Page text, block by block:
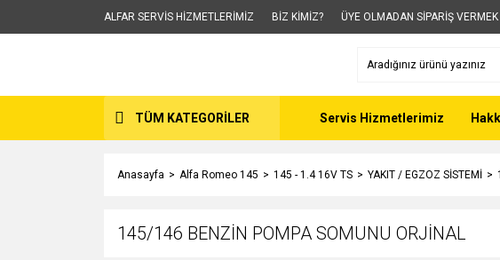
ALFAR SERVİS HİZMETLERİMİZ BİZ KİMİZ? ÜYE OLMADAN SİPARİŞ
TÜM KATEGORİLER Servis Hizmetlerimiz
Anasayfa Alfa Romeo 145 145 - 1.4 16V TS YAKIT / EGZOZ SİSTEMİ
145/146 BENZİN POMPA SOMUNU ORJİNAL